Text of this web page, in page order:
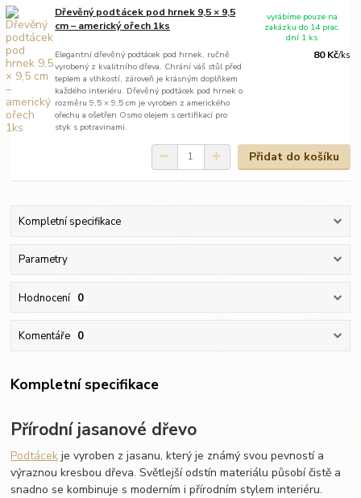
Dřevěný podtácek pod hrnek 9,5 × 9,5
cm – americký ořech 1ks
Elegantní dřevěný podtácek pod hrnek, ručně
vyrobený z kvalitního dřeva. Chrání váš stůl před
teplem a vlhkostí, zároveň je krásným doplňkem
každého interiéru. Dřevěný podtácek pod hrnek o
rozměru 9,5 × 9,5 cm je vyroben z amerického
ořechu a ošetřen Osmo olejem s certifikací pro
styk s potravinami.
80 Kč/ks
vyrábíme pouze na
zakázku do 14 prac.
dní 1 ks
Přidat do košíku
Kompletní specifikace
Parametry
Hodnocení 0
Komentáře 0
Kompletní specifikace
Přírodní jasanové dřevo
Podtácek je vyroben z jasanu, který je známý svou pevností a
výraznou kresbou dřeva. Světlejší odstín materiálu působí čistě a
snadno se kombinuje s moderním i přírodním stylem interiéru.